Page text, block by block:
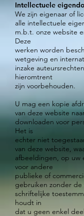
Intellectuele
We zijn eigenaar of
alle intellectuele
m.b.t. onze website
Deze
werken worden
wetgeving en
inzake
hieromtrent
zijn voorbehouden.
U mag een kopie
van deze website
downloaden voor
Het is
echter niet
van deze website,
afbeeldingen, op uw
voor andere
publieke of
gebruiken zonder de
schriftelijke
houdt in
dat u geen enkel